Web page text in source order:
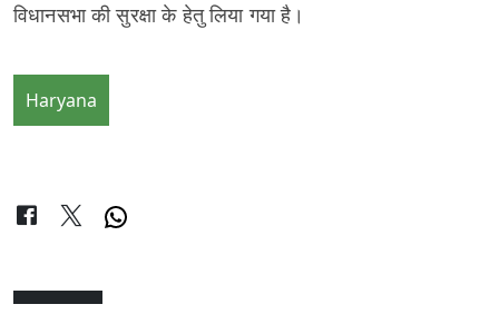
विधानसभा की सुरक्षा के हेतु लिया गया है।
Haryana